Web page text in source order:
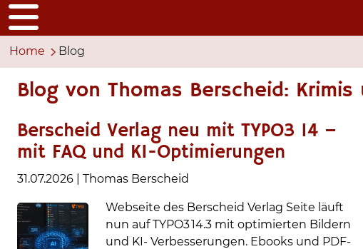
Home Blog
Blog von Thomas Berscheid: Krimis
Berscheid Verlag neu mit TYPO3 14 –
mit FAQ und KI-Optimierungen
31.07.2026 Thomas Berscheid
Webseite des Berscheid Verlag Seite läuft
nun auf TYPO3 14.3 mit optimierten Bildern
und KI- Verbesserungen. Ebooks und PDF-